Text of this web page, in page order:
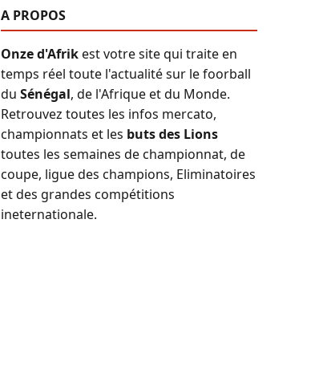
A PROPOS
Onze d'Afrikest votre site qui traite en
temps réel toute l'actualité sur le foorball
du Sénégal, de l'Afrique et du Monde.
Retrouvez toutes les infos mercato,
championnats et les buts des Lions
toutes les semaines de championnat, de
coupe, ligue des champions, Eliminatoires
et des grandes compétitions
ineternationale.